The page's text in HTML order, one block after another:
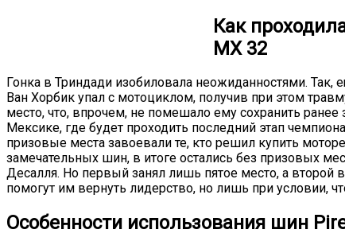
Как
MX 32
Гонка в Триндади изобиловала неожиданностями.
Ван Хорбик упал с мотоциклом, получив при этом
место, что, впрочем, не помешало ему сохранить
Мексике, где будет проходить последний этап
призовые места завоевали те, кто решил купить
замечательных шин, в итоге остались без призовых
Десалля. Но первый занял лишь пятое место, а
помогут им вернуть лидерство, но лишь при условии,
Особенности использования шин